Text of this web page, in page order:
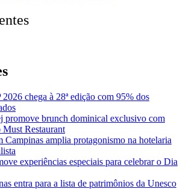
chega à 28ª edição com 95% dos
promove brunch dominical exclusivo com
Restaurant
Campinas amplia protagonismo na hotelaria
experiências especiais para celebrar o Dia
entra para a lista de patrimônios da Unesco